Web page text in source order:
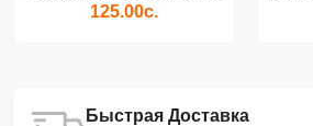
125.00с.
Быстрая Доставка